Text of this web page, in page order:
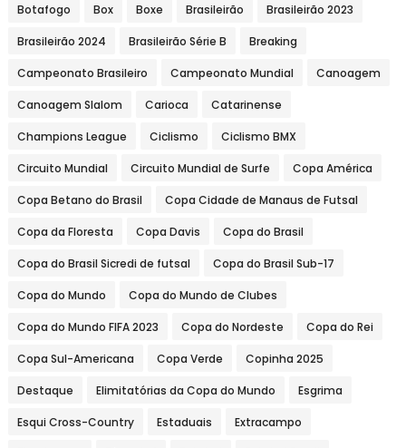
Botafogo Box Boxe Brasileirão Brasileirão 2023
Brasileirão 2024 Brasileirão Série B Breaking
Campeonato Brasileiro Campeonato Mundial Canoagem
Canoagem Slalom Carioca Catarinense
Champions League Ciclismo Ciclismo BMX
Circuito Mundial Circuito Mundial de Surfe Copa América
Copa Betano do Brasil Copa Cidade de Manaus de Futsal
Copa da Floresta Copa Davis Copa do Brasil
Copa do Brasil Sicredi de futsal Copa do Brasil Sub-17
Copa do Mundo Copa do Mundo de Clubes
Copa do Mundo FIFA 2023 Copa do Nordeste Copa do Rei
Copa Sul-Americana Copa Verde Copinha 2025
Destaque Elimitatórias da Copa do Mundo Esgrima
Esqui Cross-Country Estaduais Extracampo